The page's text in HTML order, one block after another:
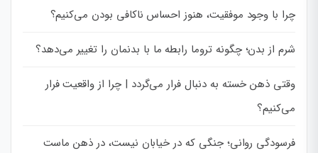
چرا با وجود موفقیت، هنوز احساس ناکافی بودن می‌کنیم؟
شرم از بدن؛ چگونه تروما رابطه ما با بدنمان را تغییر می‌دهد؟
وقتی ذهن خسته به دنبال فرار می‌گردد | چرا از واقعیت فرار
می‌کنیم؟
فرسودگی روانی؛ جنگی که در خیابان نیست، در ذهن ماست